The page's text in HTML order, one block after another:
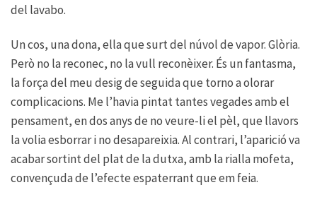
del lavabo.
Un cos, una dona, ella que surt del núvol de vapor. Glòria.
Però no la reconec, no la vull reconèixer. És un fantasma,
la força del meu desig de seguida que torno a olorar
complicacions. Me l’havia pintat tantes vegades amb el
pensament, en dos anys de no veure-li el pèl, que llavors
la volia esborrar i no desapareixia. Al contrari, l’aparició va
acabar sortint del plat de la dutxa, amb la rialla mofeta,
convençuda de l’efecte espaterrant que em feia.